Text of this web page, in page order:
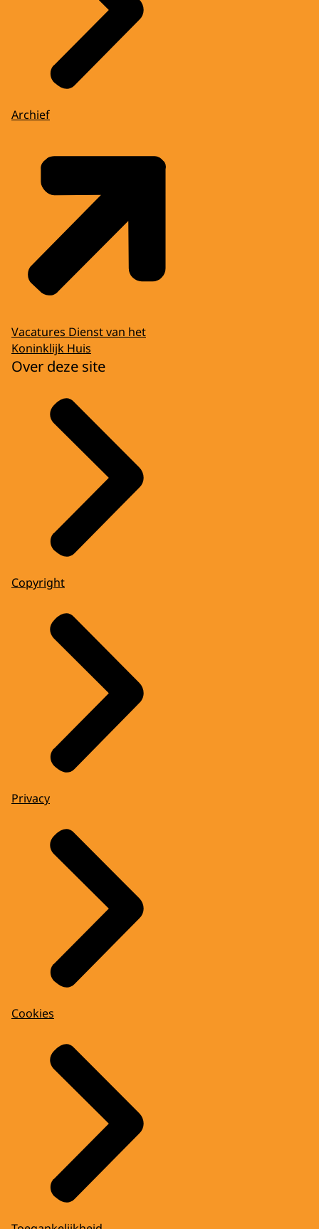
Archief
Vacatures Dienst van het
Koninklijk Huis
Over deze site
Copyright
Privacy
Cookies